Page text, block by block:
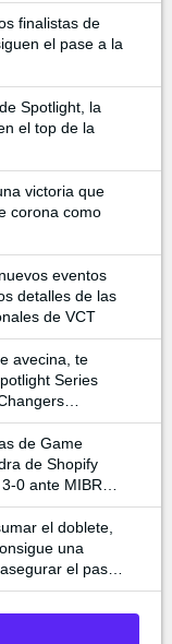
finalistas de
el pase a la
Spotlight, la
el top de la
victoria que
corona como
eventos
detalles de las
de VCT
avecina, te
Series
de Game
de Shopify
0 ante MIBR
el doblete,
una
el pase